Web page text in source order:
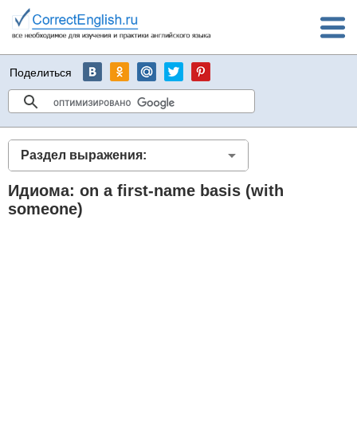
Поделиться
Раздел выражения:
Идиома: on a first-name basis (with
someone)